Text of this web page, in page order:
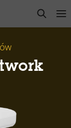
open